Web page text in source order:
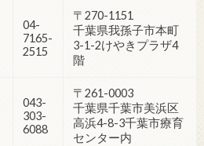
04-
7165-
2515
〒270-1151
千葉県我孫子市本町
3-1-2けやきプラザ4
階
043-
303-
6088
〒261-0003
千葉県千葉市美浜区
高浜4-8-3千葉市療育
センター内